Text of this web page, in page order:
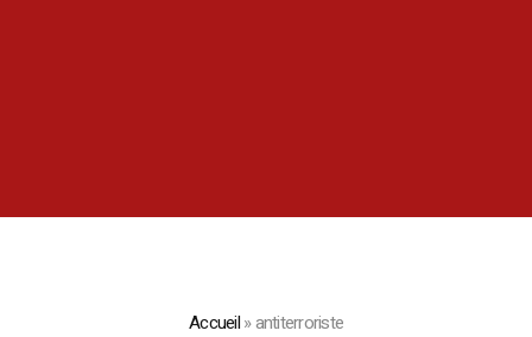
Accueil»antiterroriste